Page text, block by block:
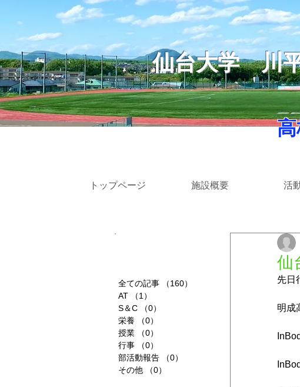
仙台大学川
トップページ 施設概要 活
全ての記事 （160）
AT
（1）
S＆C
（0）
栄養
（0）
授業
（0）
行事
（0）
部活動報告
（0）
その他
（0）
仙
先日
明成